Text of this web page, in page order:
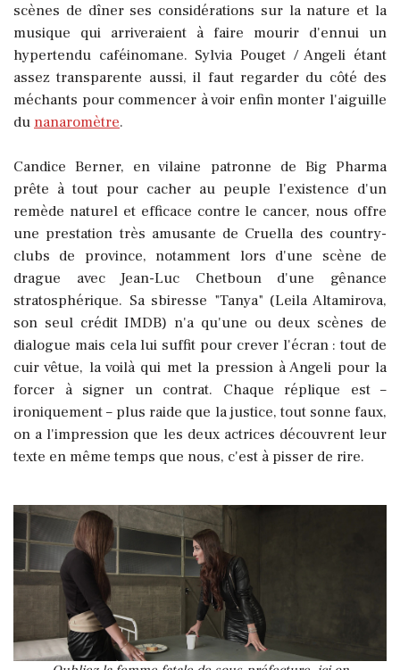
scènes de dîner ses considérations sur la nature et la
musique qui arriveraient à faire mourir d'ennui un
hypertendu caféinomane. Sylvia Pouget / Angeli étant
assez transparente aussi, il faut regarder du côté des
méchants pour commencer à voir enfin monter l'aiguille
du nanaromètre.
Candice Berner, en vilaine patronne de Big Pharma
prête à tout pour cacher au peuple l'existence d'un
remède naturel et efficace contre le cancer, nous offre
une prestation très amusante de Cruella des country-
clubs de province, notamment lors d'une scène de
drague avec Jean-Luc Chetboun d'une gênance
stratosphérique. Sa sbiresse "Tanya" (Leila Altamirova,
son seul crédit IMDB) n'a qu'une ou deux scènes de
dialogue mais cela lui suffit pour crever l'écran : tout de
cuir vêtue, la voilà qui met la pression à Angeli pour la
forcer à signer un contrat. Chaque réplique est –
ironiquement – plus raide que la justice, tout sonne faux,
on a l'impression que les deux actrices découvrent leur
texte en même temps que nous, c'est à pisser de rire.